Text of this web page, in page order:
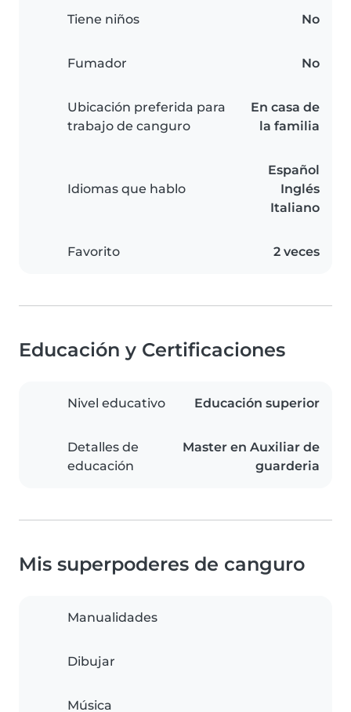
Tiene niños No
Fumador No
Ubicación preferida para
trabajo de canguro
En casa de
la familia
Idiomas que hablo
Español
Inglés
Italiano
Favorito 2 veces
Educación y Certificaciones
Nivel educativo Educación superior
Detalles de
educación
Master en Auxiliar de
guarderia
Mis superpoderes de canguro
Manualidades
Dibujar
Música